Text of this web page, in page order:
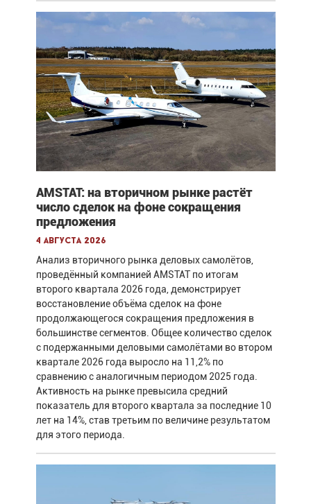
AMSTAT: на вторичном рынке растёт
число сделок на фоне сокращения
предложения
4 августа 2026
Анализ вторичного рынка деловых самолётов,
проведённый компанией AMSTAT по итогам
второго квартала 2026 года, демонстрирует
восстановление объёма сделок на фоне
продолжающегося сокращения предложения в
большинстве сегментов. Общее количество сделок
с подержанными деловыми самолётами во втором
квартале 2026 года выросло на 11,2% по
сравнению с аналогичным периодом 2025 года.
Активность на рынке превысила средний
показатель для второго квартала за последние 10
лет на 14%, став третьим по величине результатом
для этого периода.